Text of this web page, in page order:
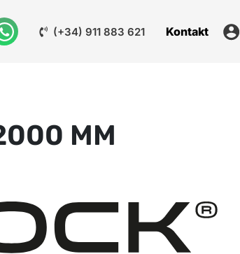
(+34) 911 883 621 Kontakt
MM